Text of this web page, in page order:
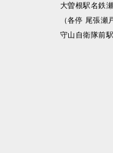
大曽根駅名鉄
（各停 尾張瀬
守山自衛隊前